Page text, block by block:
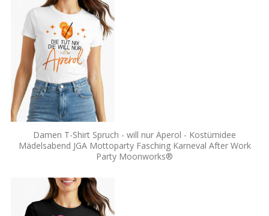
Damen T-Shirt Spruch - will nur Aperol - Kostümidee
Mädelsabend JGA Mottoparty Fasching Karneval After Work
Party Moonworks®